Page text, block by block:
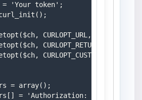
= 'Your token';
curl_init();
CURLOPT_URL, 'https://
CURLOPT_CUSTOMREQUEST,
= array();
= 'Authorization: Bearer ' .